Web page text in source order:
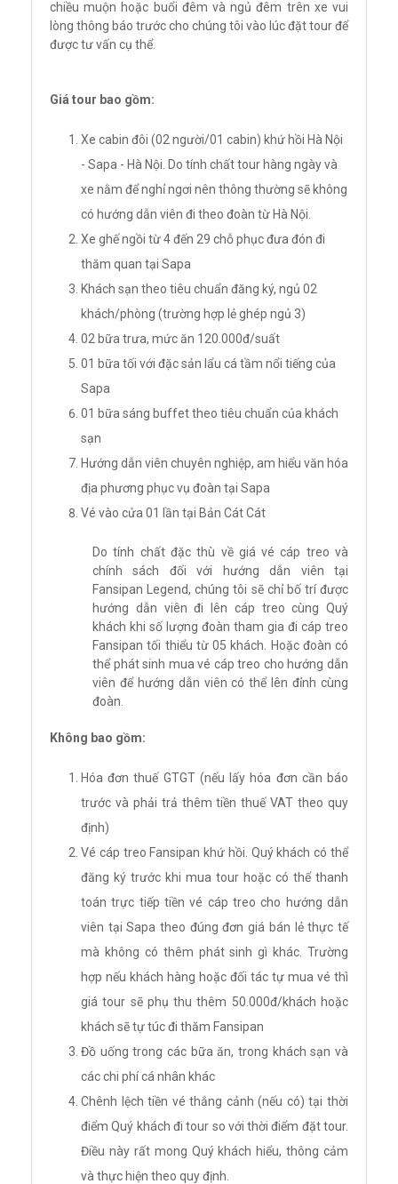
chiều muộn hoặc buổi đêm và ngủ đêm trên xe vui
lòng thông báo trước cho chúng tôi vào lúc đặt tour để
được tư vấn cụ thể.
Giá tour bao gồm:
Xe cabin đôi (02 người/01 cabin) khứ hồi Hà Nội
- Sapa - Hà Nội. Do tính chất tour hàng ngày và
xe nằm để nghỉ ngơi nên thông thường sẽ không
có hướng dẫn viên đi theo đoàn từ Hà Nội.
Xe ghế ngồi từ 4 đến 29 chỗ phục đưa đón đi
thăm quan tại Sapa
Khách sạn theo tiêu chuẩn đăng ký, ngủ 02
khách/phòng (trường hợp lẻ ghép ngủ 3)
02 bữa trưa, mức ăn 120.000đ/suất
01 bữa tối với đặc sản lẩu cá tầm nổi tiếng của
Sapa
01 bữa sáng buffet theo tiêu chuẩn của khách
sạn
Hướng dẫn viên chuyên nghiệp, am hiểu văn hóa
địa phương phục vụ đoàn tại Sapa
Vé vào cửa 01 lần tại Bản Cát Cát
Do tính chất đặc thù về giá vé cáp treo và
chính sách đối với hướng dẫn viên tại
Fansipan Legend, chúng tôi sẽ chỉ bố trí được
hướng dẫn viên đi lên cáp treo cùng Quý
khách khi số lượng đoàn tham gia đi cáp treo
Fansipan tối thiểu từ 05 khách. Hoặc đoàn có
thể phát sinh mua vé cáp treo cho hướng dẫn
viên để hướng dẫn viên có thể lên đỉnh cùng
đoàn.
Không bao gồm:
Hóa đơn thuế GTGT (nếu lấy hóa đơn cần báo
trước và phải trả thêm tiền thuế VAT theo quy
định)
Vé cáp treo Fansipan khứ hồi. Quý khách có thể
đăng ký trước khi mua tour hoặc có thể thanh
toán trực tiếp tiền vé cáp treo cho hướng dẫn
viên tại Sapa theo đúng đơn giá bán lẻ thực tế
mà không có thêm phát sinh gì khác. Trường
hợp nếu khách hàng hoặc đối tác tự mua vé thì
giá tour sẽ phụ thu thêm 50.000đ/khách hoặc
khách sẽ tự túc đi thăm Fansipan
Đồ uống trong các bữa ăn, trong khách sạn và
các chi phí cá nhân khác
Chênh lệch tiền vé thắng cảnh (nếu có) tại thời
điểm Quý khách đi tour so với thời điểm đặt tour.
Điều này rất mong Quý khách hiểu, thông cảm
và thực hiện theo quy định.